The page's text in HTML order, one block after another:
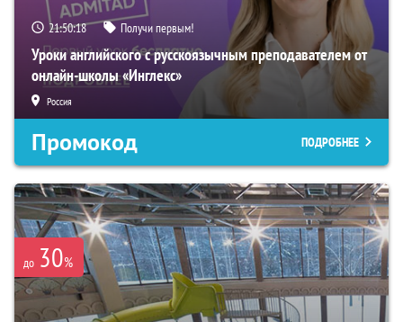
21:50:17 Получи первым!
Уроки английского с русскоязычным преподавателем от
онлайн-школы «Инглекс»
Россия
Промокод ПОДРОБНЕЕ
до 30%